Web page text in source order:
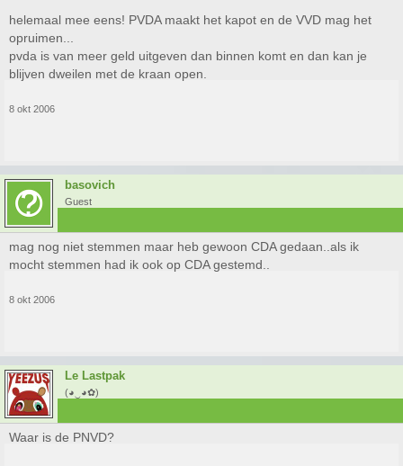
helemaal mee eens! PVDA maakt het kapot en de VVD mag het
opruimen...
pvda is van meer geld uitgeven dan binnen komt en dan kan je
blijven dweilen met de kraan open.
8 okt 2006
basovich
Guest
mag nog niet stemmen maar heb gewoon CDA gedaan..als ik
mocht stemmen had ik ook op CDA gestemd..
8 okt 2006
Le Lastpak
(◕‿◕✿)
Waar is de PNVD?